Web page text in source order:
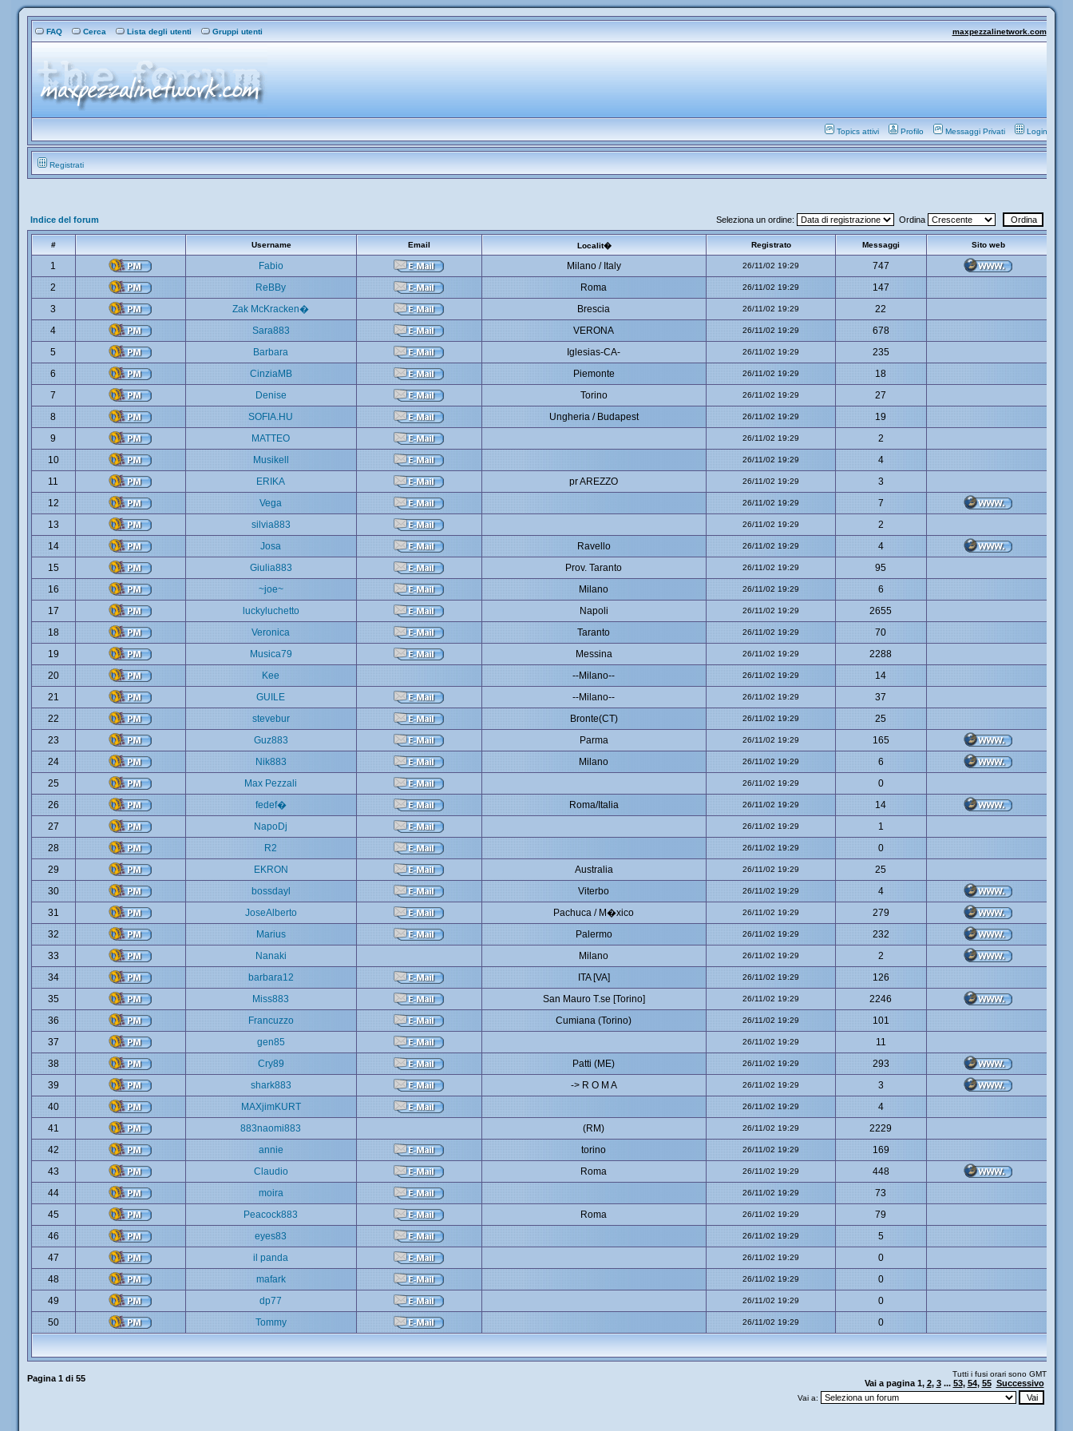
FAQ Cerca Lista degli utenti Gruppi utenti maxpezzalinetwork.com
Topics attivi Profilo Messaggi Privati Login
Registrati
Indice del forum Seleziona un ordine: Ordina
# Username Email Localit� Registrato Messaggi Sito web
1 Fabio Milano / Italy 26/11/02 19:29
747
2
ReBBy Roma 26/11/02 19:29
147
3
Zak McKracken� Brescia 26/11/02 19:29
22
4
Sara883 VERONA 26/11/02 19:29
678
5
Barbara Iglesias-CA- 26/11/02 19:29
235
6
CinziaMB Piemonte 26/11/02 19:29
18
7
Denise Torino 26/11/02 19:29
27
8
SOFIA.HU Ungheria / Budapest 26/11/02 19:29
19
9
MATTEO 26/11/02 19:29
2
10
Musikell 26/11/02 19:29
4
11
ERIKA pr AREZZO 26/11/02 19:29
3
12
Vega 26/11/02 19:29
7
13
silvia883 26/11/02 19:29
2
14
Josa Ravello 26/11/02 19:29
4
15
Giulia883 Prov. Taranto 26/11/02 19:29
95
16
~joe~ Milano 26/11/02 19:29
6
17
luckyluchetto Napoli 26/11/02 19:29
2655
18
Veronica Taranto 26/11/02 19:29
70
19
Musica79 Messina 26/11/02 19:29
2288
20
Kee --Milano-- 26/11/02 19:29
14
21
GUILE --Milano-- 26/11/02 19:29
37
22
stevebur Bronte(CT) 26/11/02 19:29
25
23
Guz883 Parma 26/11/02 19:29
165
24
Nik883 Milano 26/11/02 19:29
6
25
Max Pezzali 26/11/02 19:29
0
26
fedef� Roma/Italia 26/11/02 19:29
14
27
NapoDj 26/11/02 19:29
1
28
R2 26/11/02 19:29
0
29
EKRON Australia 26/11/02 19:29
25
30
bossdayl Viterbo 26/11/02 19:29
4
31
JoseAlberto Pachuca / M�xico 26/11/02 19:29
279
32
Marius Palermo 26/11/02 19:29
232
33
Nanaki Milano 26/11/02 19:29
2
34
barbara12 ITA [VA] 26/11/02 19:29
126
35
Miss883 San Mauro T.se [Torino] 26/11/02 19:29
2246
36
Francuzzo Cumiana (Torino) 26/11/02 19:29
101
37
gen85 26/11/02 19:29
11
38
Cry89 Patti (ME) 26/11/02 19:29
293
39
shark883 -> R O M A 26/11/02 19:29
3
40
MAXjimKURT 26/11/02 19:29
4
41
883naomi883 (RM) 26/11/02 19:29
2229
42
annie torino 26/11/02 19:29
169
43
Claudio Roma 26/11/02 19:29
448
44
moira 26/11/02 19:29
73
45
Peacock883 Roma 26/11/02 19:29
79
46
eyes83 26/11/02 19:29
5
47
il panda 26/11/02 19:29
0
48
mafark 26/11/02 19:29
0
49
dp77 26/11/02 19:29
0
50
Tommy 26/11/02 19:29 0
Pagina 1di 55 Tutti i fusi orari sono GMT
Vai a pagina 1, 2, 3... 53, 54, 55 Successivo
Vai a: